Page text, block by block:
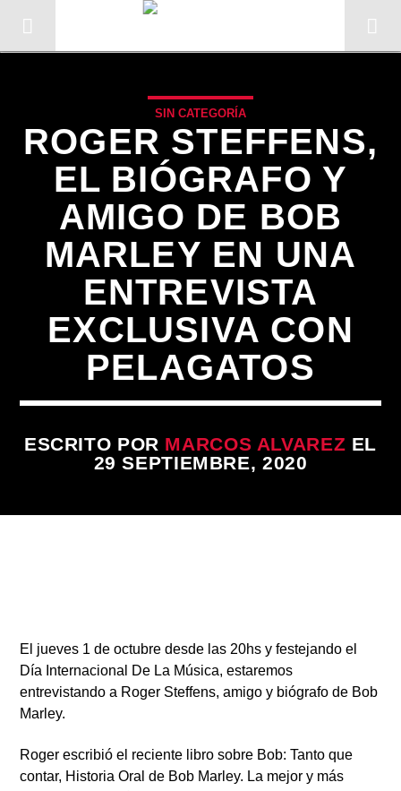
CANCIÓN ACTUAL
SIN CATEGORÍA
ROGER STEFFENS,
EL BIÓGRAFO Y
AMIGO DE BOB
MARLEY EN UNA
ENTREVISTA
EXCLUSIVA CON
PELAGATOS
ESCRITO POR MARCOS ALVAREZ EL
29 SEPTIEMBRE, 2020
El jueves 1 de octubre desde las 20hsy festejando el
Día Internacional De La Música, estaremos
entrevistando a Roger Steffens, amigo y biógrafo de Bob
Marley.
Roger escribió el reciente libro sobre Bob:Tanto que
contar, Historia Oral de Bob Marley. La mejor y más